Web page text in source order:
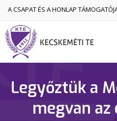
A CSAPAT ÉS A HONLAP
Legyőztük a
megvan az